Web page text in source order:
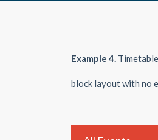
Example 4.
block layout with no